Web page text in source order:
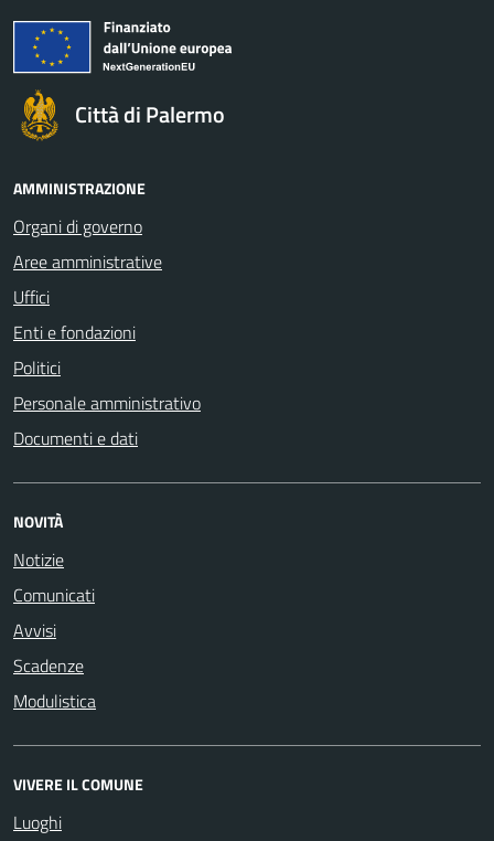
Città di Palermo
AMMINISTRAZIONE
Organi di governo
Aree amministrative
Uffici
Enti e fondazioni
Politici
Personale amministrativo
Documenti e dati
NOVITÀ
Notizie
Comunicati
Avvisi
Scadenze
Modulistica
VIVERE IL COMUNE
Luoghi